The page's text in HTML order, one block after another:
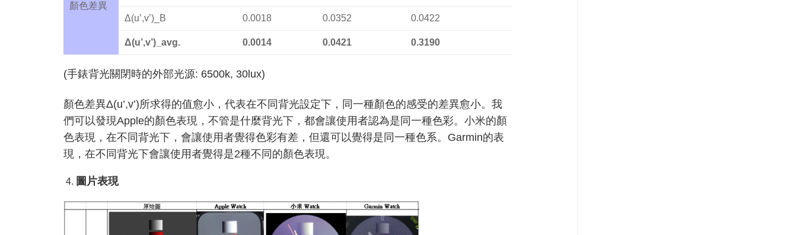
顏色差異
Δ(u’,v’)_B 0.0018 0.0352 0.0422
Δ(u’,v’)_avg. 0.0014 0.0421 0.3190
(手錶背光關閉時的外部光源: 6500k, 30lux)
顏色差異Δ(u’,v’)所求得的值愈小，代表在不同背光設定下，同一種顏色的感受的差異愈小。我
們可以發現Apple的顏色表現，不管是什麼背光下，都會讓使用者認為是同一種色彩。小米的顏
色表現，在不同背光下，會讓使用者覺得色彩有差，但還可以覺得是同一種色系。Garmin的表
現，在不同背光下會讓使用者覺得是2種不同的顏色表現。
圖片表現